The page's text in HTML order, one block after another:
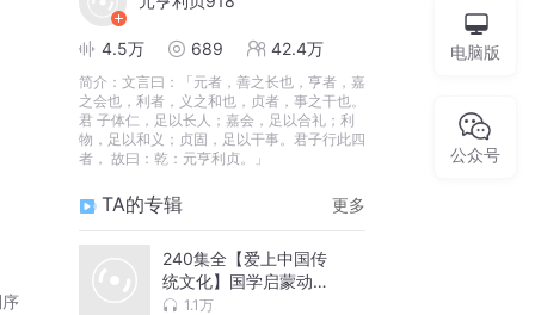
4.5万 689 42.4万
简介： 文言曰：「元者，善之长也，亨者，嘉
之会也，利者，义之和也，贞者，事之干也。
君 子体仁，足以长人；嘉会，足以合礼；利
物，足以和义；贞固，足以干事。君子行此四
者， 故曰：乾：元亨利贞。」
TA的专辑 更多
240集全【爱上中国传
统文化】国学启蒙动画
片 1.1万
电脑版
公众号